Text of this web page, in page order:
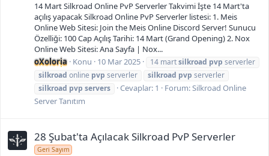
14 Mart Silkroad Online PvP Serverler Takvimi İşte 14 Mart'ta
açılış yapacak Silkroad Online PvP Serverler listesi: 1. Meis
Online Web Sitesi: Join the Meis Online Discord Server! Sunucu
Özelliği: 100 Cap Açılış Tarihi: 14 Mart (Grand Opening) 2. Nox
Online Web Sitesi: Ana Sayfa | Nox...
oXoloria Konu 10 Mar 2025 14 martsilkroad pvp serverler
silkroad online pvp serverler silkroad pvp serverler
silkroad pvp servers Cevaplar: 1 Forum:Silkroad Online
Server Tanıtım
28 Şubat'ta Açılacak Silkroad PvP Serverler
Geri Sayım